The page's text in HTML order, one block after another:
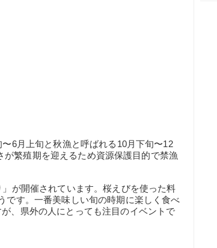
6月上旬と秋漁と呼ばれる10月下旬〜12
繁殖期を迎えるため資源保護目的で禁漁
が開催されています。桜えびを使った料
です。一番美味しい旬の時期に楽しく食べ
、県外の人にとっても注目のイベントで